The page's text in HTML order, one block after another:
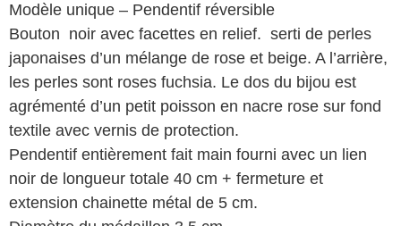
Modèle unique – Pendentif réversible
Bouton noir avec facettes en relief. serti de perles
japonaises d’un mélange de rose et beige. A l’arrière,
les perles sont roses fuchsia. Le dos du bijou est
agrémenté d’un petit poisson en nacre rose sur fond
textile avec vernis de protection.
Pendentif entièrement fait main fourni avec un lien
noir de longueur totale 40 cm + fermeture et
extension chainette métal de 5 cm.